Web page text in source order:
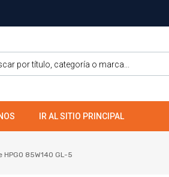
IR AL SITIO PRINCIPAL
85W140 GL-5